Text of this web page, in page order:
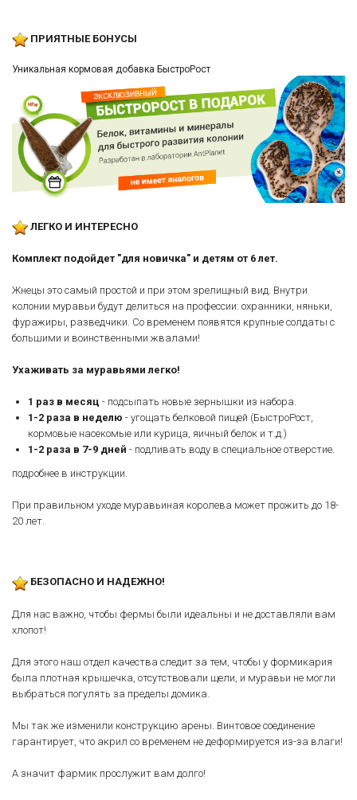
ПРИЯТНЫЕ БОНУСЫ
Уникальная кормовая добавка БыстроРост
ЛЕГКО И ИНТЕРЕСНО
Комплект подойдет "для новичка" и детям от 6 лет.
Жнецы это самый простой и при этом зрелищный вид. Внутри
колонии муравьи будут делиться на профессии: охранники, няньки,
фуражиры, разведчики. Со временем появятся крупные солдаты с
большими и воинственными жвалами!
Ухаживать за муравьями легко!
1 раз в месяц - подсыпать новые зернышки из набора.
1-2 раза в неделю - угощать белковой пищей (БыстроРост,
кормовые насекомые или курица, яичный белок и т.д.)
1-2 раза в 7-9 дней - подливать воду в специальное отверстие.
подробнее в инструкции.
При правильном уходе муравьиная королева может прожить до 18-
20 лет.
БЕЗОПАСНО И НАДЕЖНО!
Для нас важно, чтобы фермы были идеальны и не доставляли вам
хлопот!
Для этого наш отдел качества следит за тем, чтобы у формикария
была плотная крышечка, отсутствовали щели, и муравьи не могли
выбраться погулять за пределы домика.
Мы так же изменили конструкцию арены. Винтовое соединение
гарантирует, что акрил со временем не деформируется из-за влаги!
А значит фармик прослужит вам долго!